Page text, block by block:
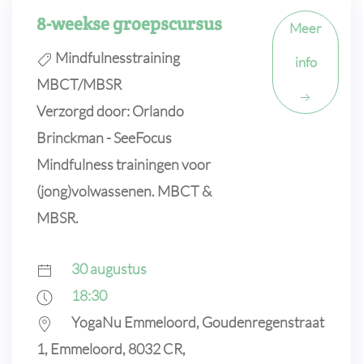
8-weekse groepscursus
Mindfulnesstraining
MBCT/MBSR
Verzorgd door: Orlando
Brinckman - SeeFocus
Mindfulness trainingen voor
(jong)volwassenen. MBCT &
MBSR.
Meer
info
30 augustus
18:30
YogaNu Emmeloord, Goudenregenstraat
1, Emmeloord, 8032 CR,